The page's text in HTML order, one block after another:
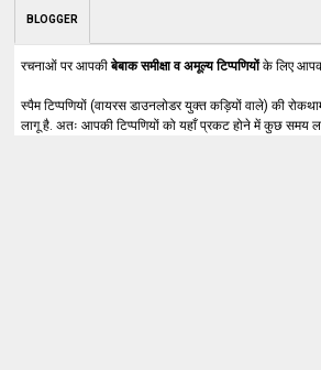
BLOGGER
रचनाओं पर आपकीबेबाक समीक्षा व अमूल्य टिप्पणियोंके लिए
स्पैम टिप्पणियों (वायरस डाउनलोडर युक्त कड़ियों वाले) की
लागू है. अतः आपकी टिप्पणियों को यहाँ प्रकट होने में कुछ समय